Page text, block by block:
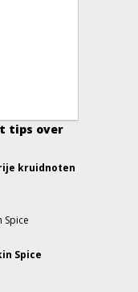
tips over
kruidnoten
Spice